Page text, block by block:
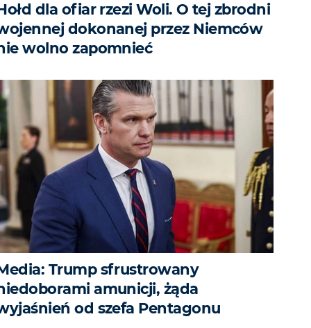
dla ofiar rzezi Woli. O tej zbrodni
dokonanej przez Niemców
wolno zapomnieć
Trump sfrustrowany
amunicji, żąda
od szefa Pentagonu